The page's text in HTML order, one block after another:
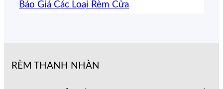
Báo Giá Các Loại Rèm Cửa
RÈM THANH NHÀN